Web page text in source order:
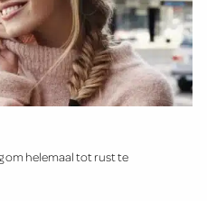
om helemaal tot rust te